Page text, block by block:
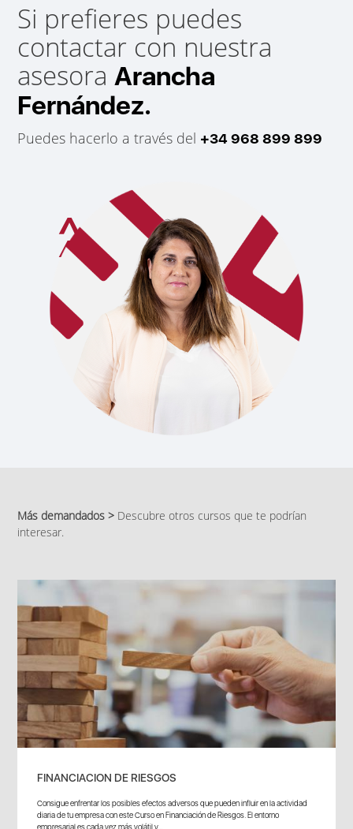
Si prefieres puedes
contactar con nuestra
asesoraArancha
Fernández.
Puedes hacerlo a través del +34 968 899 899
Más demandados > Descubre otros cursos que te podrían
interesar.
FINANCIACION DE RIESGOS
Consigue enfrentar los posibles efectos adversos que pueden influir en la actividad
diaria de tu empresa con este Curso en Financiación de Riesgos. El entorno
empresarial es cada vez más volátil y...